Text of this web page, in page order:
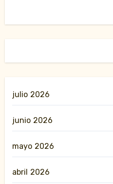
julio 2026
junio 2026
mayo 2026
abril 2026